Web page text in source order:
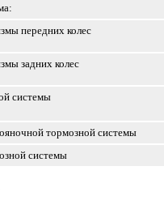
передних колес
задних колес
системы
тормозной системы
системы